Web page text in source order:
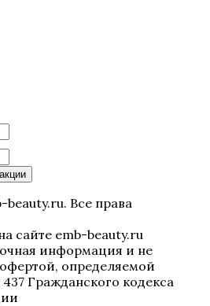
Все права
сайте emb-beauty.ru
информация и не
определяемой
Гражданского кодекса